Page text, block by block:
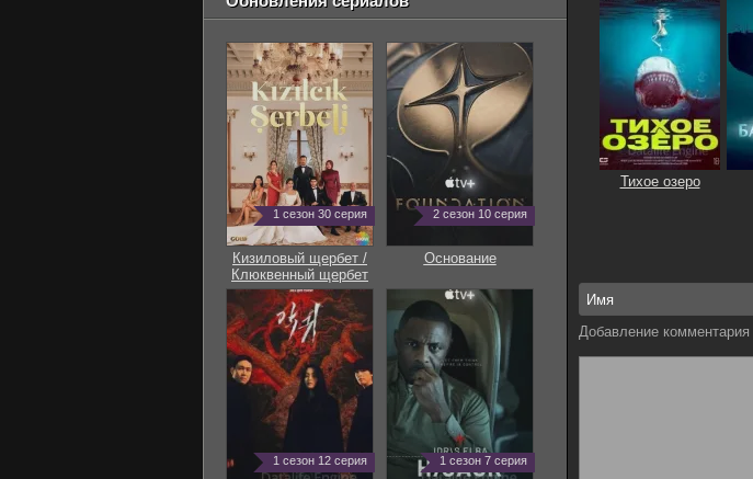
Тихое озеро
Добавление комментария
1 сезон 30 серия
Кизиловый щербет /
Клюквенный щербет
2 сезон 10 серия
Основание
1 сезон 12 серия 1 сезон 7 серия